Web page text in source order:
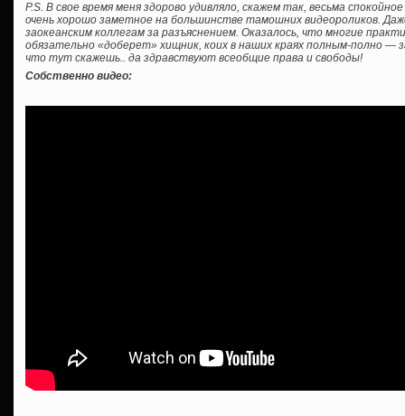
P.S. В свое время меня здорово удивляло, скажем так, весьма
очень хорошо заметное на большинстве тамошних видеороликов.
заокеанским коллегам за разъяснением. Оказалось, что многие
обязательно «доберет» хищник, коих в наших краях полным-полно —
что тут скажешь.. да здравствуют всеобщие права и свободы!
Собственно видео: